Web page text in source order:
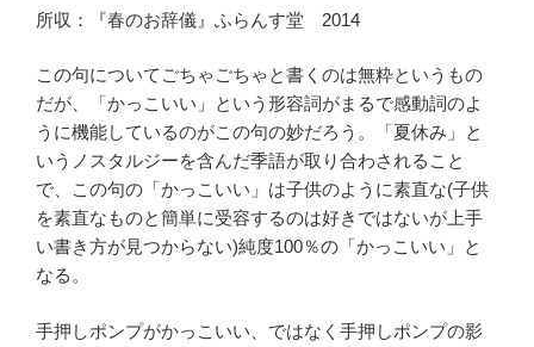
所収：『春のお辞儀』ふらんす堂 2014
この句についてごちゃごちゃと書くのは無粋というもの
だが、「かっこいい」という形容詞がまるで感動詞のよ
うに機能しているのがこの句の妙だろう。「夏休み」と
いうノスタルジーを含んだ季語が取り合わされること
で、この句の「かっこいい」は子供のように素直な(子供
を素直なものと簡単に受容するのは好きではないが上手
い書き方が見つからない)純度100％の「かっこいい」と
なる。
手押しポンプがかっこいい、ではなく手押しポンプの影